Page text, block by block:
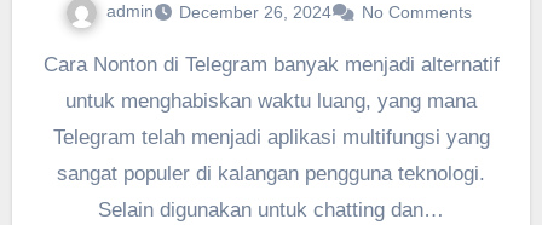
admin December 26, 2024 No Comments
Cara Nonton di Telegram banyak menjadi alternatif
untuk menghabiskan waktu luang, yang mana
Telegram telah menjadi aplikasi multifungsi yang
sangat populer di kalangan pengguna teknologi.
Selain digunakan untuk chatting dan…